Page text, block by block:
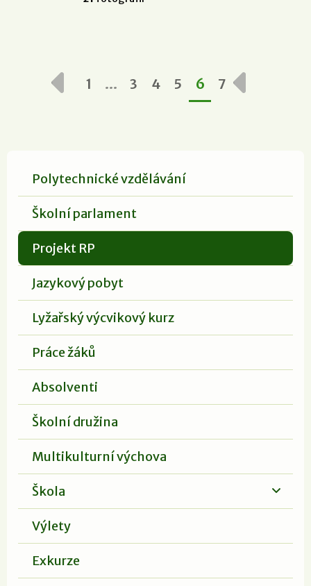
1 … 3 4 5 6 7
Polytechnické vzdělávání
Školní parlament
Projekt RP
Jazykový pobyt
Lyžařský výcvikový kurz
Práce žáků
Absolventi
Školní družina
Multikulturní výchova
Škola
Výlety
Exkurze